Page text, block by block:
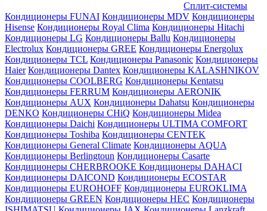
Сплит-системы
Кондиционеры FUNAI Кондиционеры MDV Кондиционеры
Hisense Кондиционеры Royal Clima Кондиционеры Hitachi
Кондиционеры LG Кондиционеры Ballu Кондиционеры
Electrolux Кондиционеры GREE Кондиционеры Energolux
Кондиционеры TCL Кондиционеры Panasonic Кондиционеры
Haier Кондиционеры Dantex Кондиционеры KALASHNIKOV
Кондиционеры СOOLBERG Кондиционеры Kentatsu
Кондиционеры FERRUM Кондиционеры AERONIK
Кондиционеры AUX Кондиционеры Dahatsu Кондиционеры
DENKO Кондиционеры CHiQ Кондиционеры Midea
Кондиционеры Daichi Кондиционеры ULTIMA COMFORT
Кондиционеры Toshiba Кондиционеры CENTEK
Кондиционеры General Climate Кондиционеры AQUA
Кондиционеры Berlingtoun Кондиционеры Casarte
Кондиционеры CHERBROOKE Кондиционеры DAHACI
Кондиционеры DAICOND Кондиционеры ECOSTAR
Кондиционеры EUROHOFF Кондиционеры EUROKLIMA
Кондиционеры GREEN Кондиционеры HEC Кондиционеры